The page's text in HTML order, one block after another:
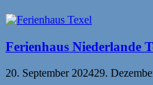
Ferienhaus Niederlande
20. September 202429.